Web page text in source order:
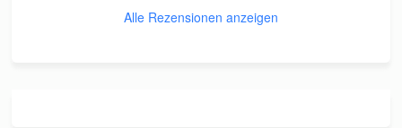
Alle Rezensionen anzeigen